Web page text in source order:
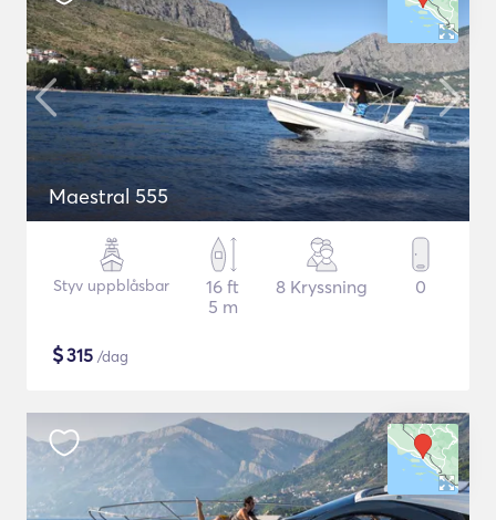
Maestral 555
Styv uppblåsbar
16 ft
5 m
8 Kryssning 0
$315 /dag